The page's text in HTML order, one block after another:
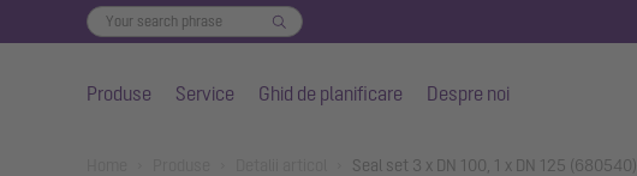
Produse Service Ghid de planificare Despre noi
Seal set 3 x DN 100, 1 x DN 125 (680540)